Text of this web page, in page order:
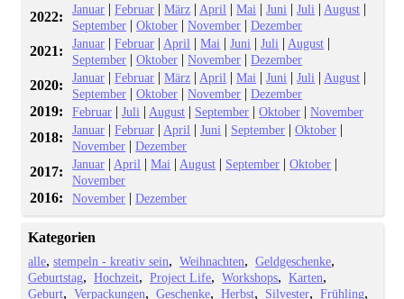
2022: Januar |Februar |März |April |Mai |Juni |Juli |August
September |Oktober |November |Dezember
2021: Januar |Februar |April |Mai |Juni |Juli |August
September |Oktober |November |Dezember
2020: Januar |Februar |März |April |Mai |Juni |Juli |August
September |Oktober |November |Dezember
2019: Februar |Juli |August September |Oktober |November
2018: Januar |Februar |April |Juni September |Oktober
November |Dezember
2017: Januar |April |Mai |August September |Oktober
November
2016: November |Dezember
Kategorien
alle stempeln - kreativ sein Weihnachten
Geldgeschenke
Geburtstag
Hochzeit Project Life Workshops
Karten
Geburt
Verpackungen Geschenke Herbst Silvester
Frühling